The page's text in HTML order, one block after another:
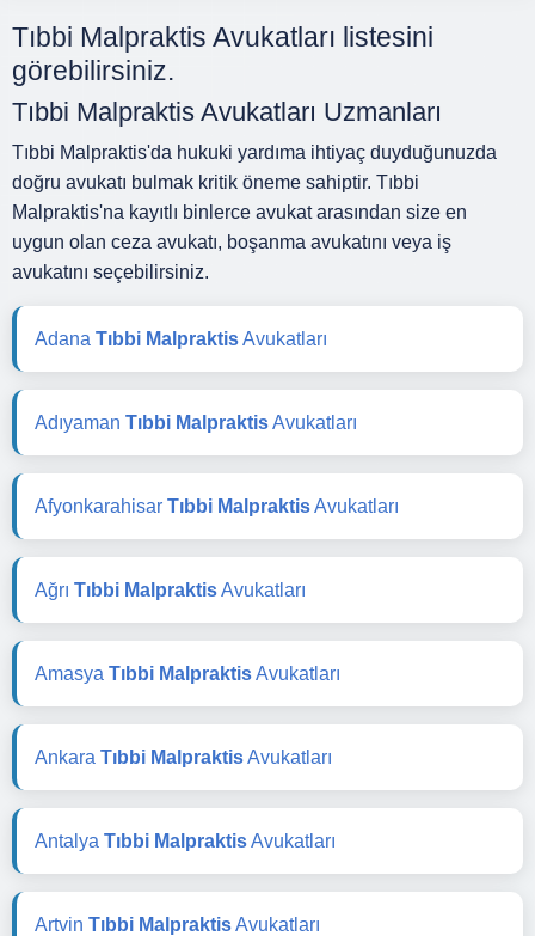
Tıbbi Malpraktis Avukatları listesini
görebilirsiniz.
Tıbbi Malpraktis Avukatları Uzmanları
Tıbbi Malpraktis'da hukuki yardıma ihtiyaç duyduğunuzda
doğru avukatı bulmak kritik öneme sahiptir. Tıbbi
Malpraktis'na kayıtlı binlerce avukat arasından size en
uygun olan ceza avukatı, boşanma avukatını veya iş
avukatını seçebilirsiniz.
Adana Tıbbi MalpraktisAvukatları
Adıyaman Tıbbi MalpraktisAvukatları
Afyonkarahisar Tıbbi MalpraktisAvukatları
Ağrı Tıbbi MalpraktisAvukatları
Amasya Tıbbi MalpraktisAvukatları
Ankara Tıbbi MalpraktisAvukatları
Antalya Tıbbi MalpraktisAvukatları
Artvin Tıbbi MalpraktisAvukatları